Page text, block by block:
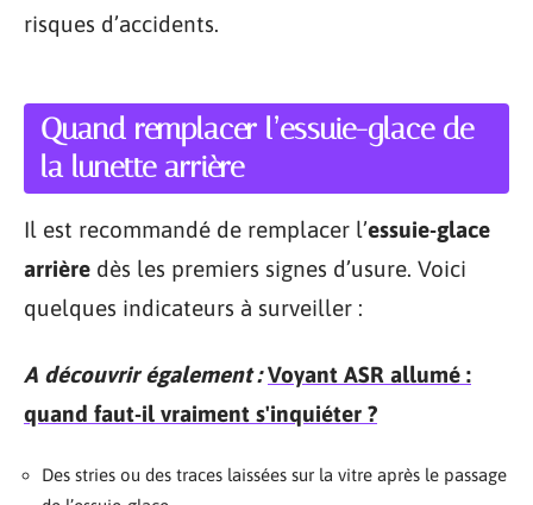
risques d’accidents.
Quand remplacer l’essuie-glace de
la lunette arrière
Il est recommandé de remplacer l’essuie-glace
arrière dès les premiers signes d’usure. Voici
quelques indicateurs à surveiller :
A découvrir également : Voyant ASR allumé :
quand faut-il vraiment s'inquiéter ?
Des stries ou des traces laissées sur la vitre après le passage